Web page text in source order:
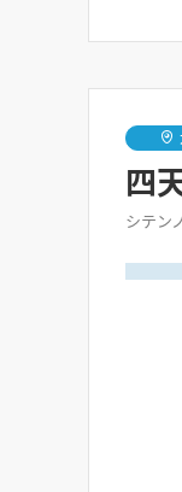
四
シテン